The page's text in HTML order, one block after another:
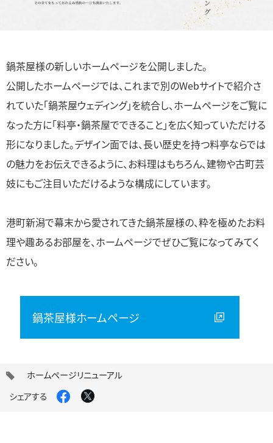
鍋茶屋様の新しいホームページを公開しました。
公開したホームページでは、これまで別のWebサイトで紹介さ
れていた「鍋茶屋ウェディング」を統合し、ホームページをご覧に
なった方に「料亭・鍋茶屋でできること」を広く知っていただける
形になりました。デザイン面では、長い歴史を持つ料亭ならでは
の魅力をお伝えできるように、お料理はもちろん、建物や古町芸
妓にもご注目いただけるような構成にしています。
港町新潟で幕末から愛されてきた鍋茶屋様の、粋を極めたお料
理や趣あるお部屋を、ホームページでぜひご覧になってみてく
ださい。
鍋茶屋様ホームページ
タ
ホームページリニューアル
シェアする
Facebook
X